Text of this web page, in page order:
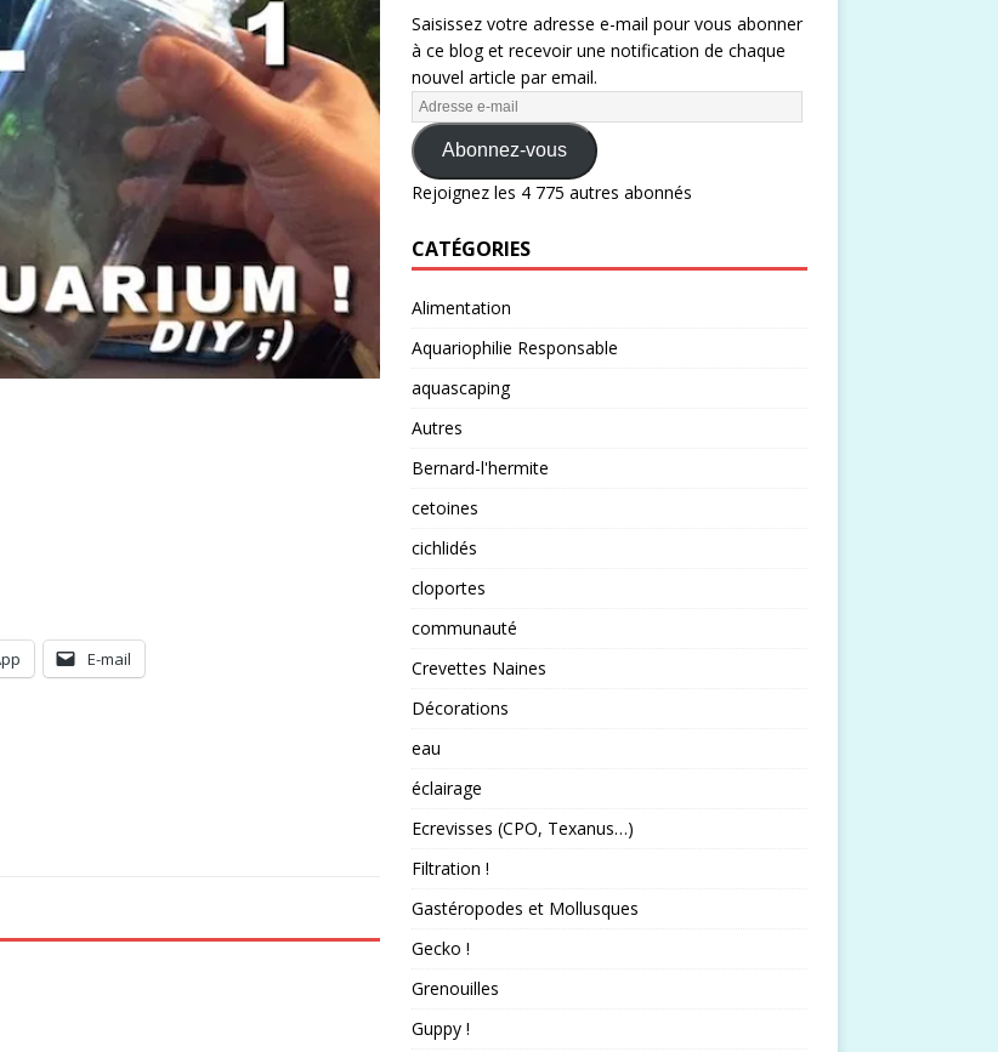
E-mail
Saisissez votre adresse e-mail pour vous abonner
à ce blog et recevoir une notification de chaque
nouvel article par email.
Abonnez-vous
Rejoignez les 4 775 autres abonnés
CATÉGORIES
Alimentation
Aquariophilie Responsable
aquascaping
Autres
Bernard-l'hermite
cetoines
cichlidés
cloportes
communauté
Crevettes Naines
Décorations
eau
éclairage
Ecrevisses (CPO, Texanus…)
Filtration !
Gastéropodes et Mollusques
Gecko !
Grenouilles
Guppy !